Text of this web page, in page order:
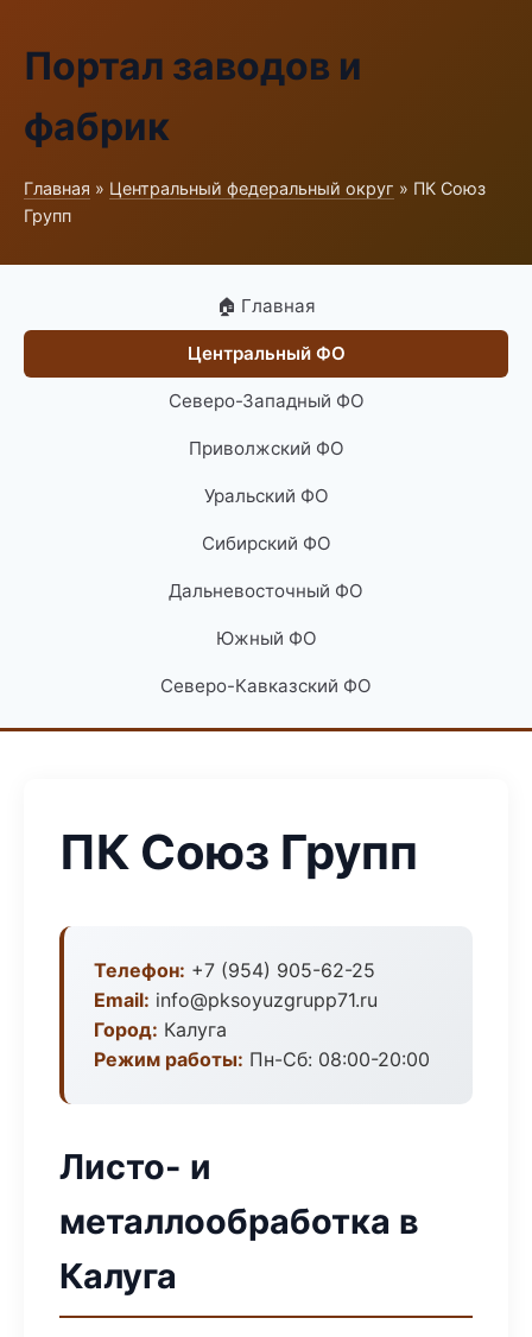
Портал заводов и
фабрик
Главная » Центральный федеральный округ » ПК Союз
Групп
🏠 Главная
Центральный ФО
Северо-Западный ФО
Приволжский ФО
Уральский ФО
Сибирский ФО
Дальневосточный ФО
Южный ФО
Северо-Кавказский ФО
ПК Союз Групп
Телефон: +7 (954) 905-62-25
Email: info@pksoyuzgrupp71.ru
Город: Калуга
Режим работы: Пн-Сб: 08:00-20:00
Листо- и
металлообработка в
Калуга